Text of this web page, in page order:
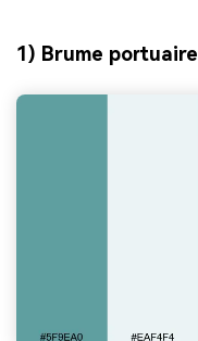
1) Brume portuaire